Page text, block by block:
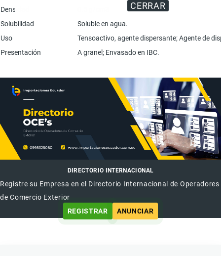
CERRAR
Densidad
Solubilidad
Soluble en agua.
Uso
Tensoactivo, agente dispersante; Agente de
Presentación
A granel; Envasado en IBC.
DIRECTORIO INTERNACIONAL
Registre su Empresa en el Directorio Internacional de Operadores
de Comercio Exterior
REGISTRAR
ANUNCIAR